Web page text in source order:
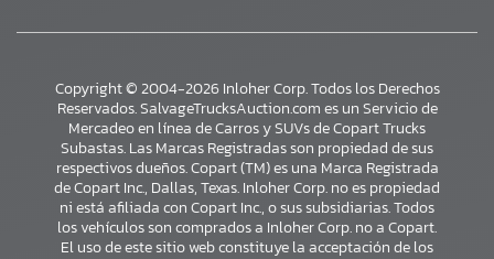
×
Copyright © 2004-2026 Inloher Corp. Todos los Derechos
Reservados. SalvageTrucksAuction.com es un Servicio de
Mercadeo en línea de Carros y SUVs de Copart Trucks
Subastas. Las Marcas Registradas son propiedad de sus
respectivos dueños. Copart (TM) es una Marca Registrada
de Copart Inc., Dallas, Texas. Inloher Corp. no es propiedad
ni está afiliada con Copart Inc., o sus subsidiarias. Todos
los vehículos son comprados a Inloher Corp. no a Copart.
El uso de este sitio web constituye la acceptación de los